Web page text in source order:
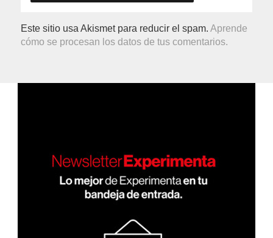
Este sitio usa Akismet para reducir el spam.Aprende
cómo se procesan los datos de tus comentarios.